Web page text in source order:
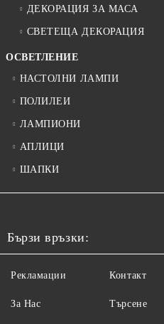
ДЕКОРАЦИЯ ЗА МАСА
СВЕТЕЩА ДЕКОРАЦИЯ
ОСВЕТЛЕНИЕ
НАСТОЛНИ ЛАМПИ
ПОЛИЛЕИ
ЛАМПИОНИ
АПЛИЦИ
ШАПКИ
Бързи връзки:
Рекламации
За Нас
Контакт
Търсене